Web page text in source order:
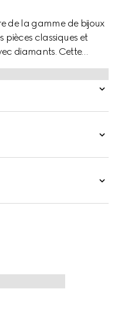
de la gamme de bijoux
pièces classiques et
diamants. Cette
d’un diamant blanc